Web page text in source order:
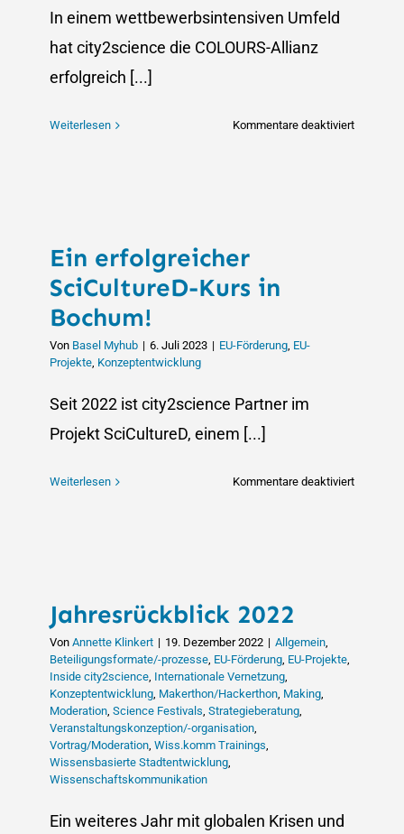
In einem wettbewerbsintensiven Umfeld
hat city2science die COLOURS-Allianz
erfolgreich [...]
Weiterlesen Kommentare deaktiviertfür
Ein erfolgreicher
SciCultureD-Kurs in
Bochum!
Von Basel Myhub | 6. Juli 2023 | EU-Förderung, EU-
Projekte, Konzeptentwicklung
Seit 2022 ist city2science Partner im
Projekt SciCultureD, einem [...]
Weiterlesen Kommentare deaktiviertfür
Jahresrückblick 2022
Von Annette Klinkert | 19. Dezember 2022 | Allgemein,
Beteiligungsformate/-prozesse, EU-Förderung, EU-Projekte,
Inside city2science, Internationale Vernetzung,
Konzeptentwicklung, Makerthon/Hackerthon, Making,
Moderation, Science Festivals, Strategieberatung,
Veranstaltungskonzeption/-organisation,
Vortrag/Moderation, Wiss.komm Trainings,
Wissensbasierte Stadtentwicklung,
Wissenschaftskommunikation
Ein weiteres Jahr mit globalen Krisen und